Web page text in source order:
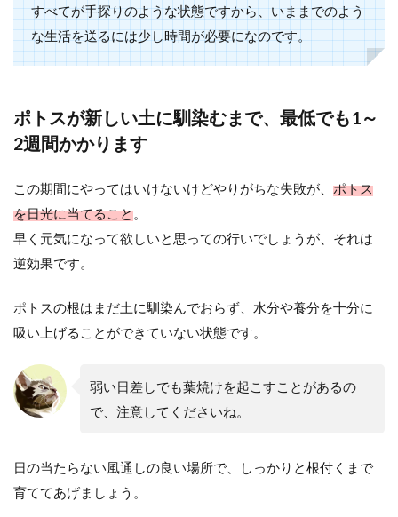
すべてが手探りのような状態ですから、いままでのよう
な生活を送るには少し時間が必要になのです。
ポトスが新しい土に馴染むまで、最低でも1～
2週間かかります
この期間にやってはいけないけどやりがちな失敗が、 ポトス
を日光に当てること
早く元気になって欲しいと思っての行いでしょうが、それは
逆効果です。
ポトスの根はまだ土に馴染んでおらず、水分や養分を十分に
吸い上げることができていない状態です。
弱い日差しでも葉焼けを起こすことがあるの
で、注意してくださいね。
日の当たらない風通しの良い場所で、しっかりと根付くまで
育ててあげましょう。